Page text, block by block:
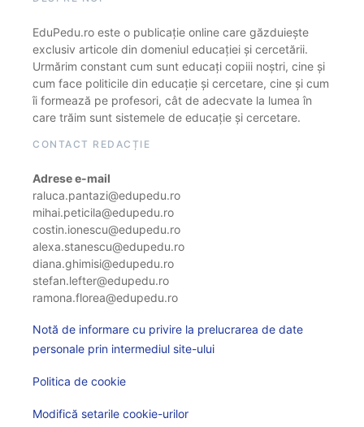
EduPedu.ro este o publicație online care găzduiește
exclusiv articole din domeniul educației și cercetării.
Urmărim constant cum sunt educați copiii noștri, cine și
cum face politicile din educație și cercetare, cine și cum
îi formează pe profesori, cât de adecvate la lumea în
care trăim sunt sistemele de educație și cercetare.
CONTACT REDACȚIE
Adrese e-mail
raluca.pantazi@edupedu.ro
mihai.peticila@edupedu.ro
costin.ionescu@edupedu.ro
alexa.stanescu@edupedu.ro
diana.ghimisi@edupedu.ro
stefan.lefter@edupedu.ro
ramona.florea@edupedu.ro
Notă de informare cu privire la prelucrarea de date
personale prin intermediul site-ului
Politica de cookie
Modifică setarile cookie-urilor